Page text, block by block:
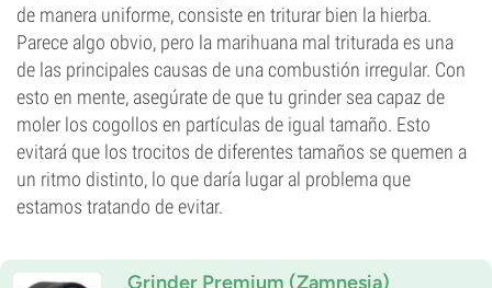
de manera uniforme, consiste en triturar bien la hierba.
Parece algo obvio, pero la marihuana mal triturada es una
de las principales causas de una combustión irregular. Con
esto en mente, asegúrate de que tu grinder sea capaz de
moler los cogollos en partículas de igual tamaño. Esto
evitará que los trocitos de diferentes tamaños se quemen a
un ritmo distinto, lo que daría lugar al problema que
estamos tratando de evitar.
Grinder Premium (Zamnesia)